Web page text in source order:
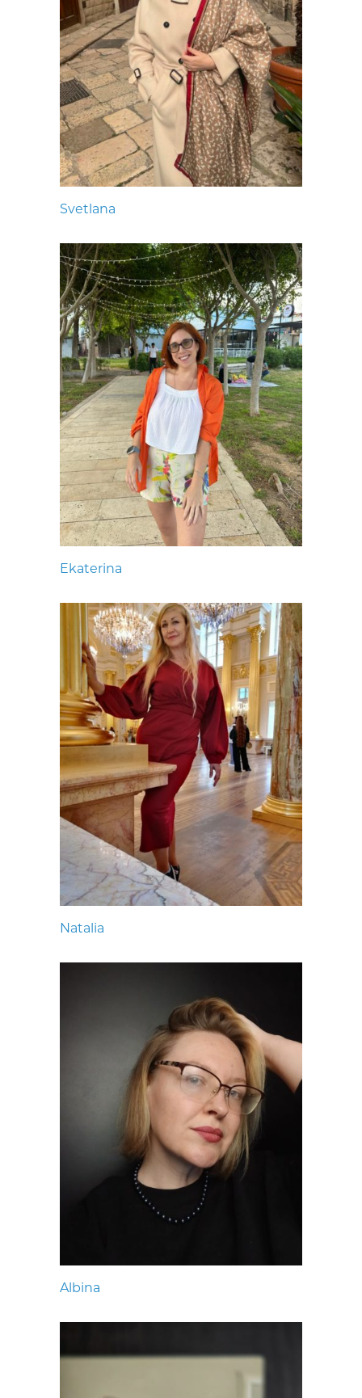
Svetlana
Ekaterina
Natalia
Albina